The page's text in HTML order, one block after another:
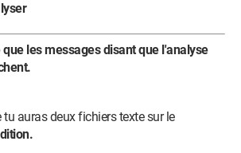
les messages disant que l'analyse
auras deux fichiers texte sur le